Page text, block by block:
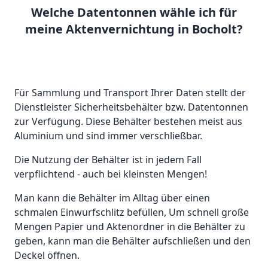
Welche Datentonnen wähle ich für
meine Aktenvernichtung in Bocholt?
Für Sammlung und Transport Ihrer Daten stellt der
Dienstleister Sicherheitsbehälter bzw. Datentonnen
zur Verfügung. Diese Behälter bestehen meist aus
Aluminium und sind immer verschließbar.
Die Nutzung der Behälter ist in jedem Fall
verpflichtend - auch bei kleinsten Mengen!
Man kann die Behälter im Alltag über einen
schmalen Einwurfschlitz befüllen, Um schnell große
Mengen Papier und Aktenordner in die Behälter zu
geben, kann man die Behälter aufschließen und den
Deckel öffnen.